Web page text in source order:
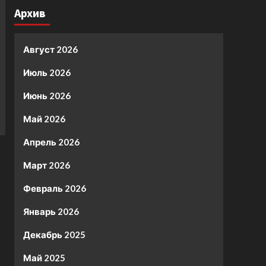
Архив
Август 2026
Июль 2026
Июнь 2026
Май 2026
Апрель 2026
Март 2026
Февраль 2026
Январь 2026
Декабрь 2025
Май 2025